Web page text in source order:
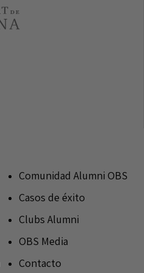
Comunidad Alumni OBS
Casos de éxito
Clubs Alumni
OBS Media
Contacto